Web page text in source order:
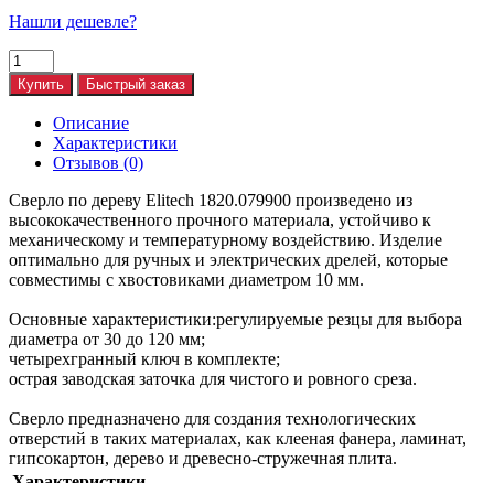
Нашли дешевле?
Купить Быстрый заказ
Описание
Характеристики
Отзывов (0)
Сверло по дереву Elitech 1820.079900 произведено из
высококачественного прочного материала, устойчиво к
механическому и температурному воздействию. Изделие
оптимально для ручных и электрических дрелей, которые
совместимы с хвостовиками диаметром 10 мм.
Основные характеристики:регулируемые резцы для выбора
диаметра от 30 до 120 мм;
четырехгранный ключ в комплекте;
острая заводская заточка для чистого и ровного среза.
Сверло предназначено для создания технологических
отверстий в таких материалах, как клееная фанера, ламинат,
гипсокартон, дерево и древесно-стружечная плита.